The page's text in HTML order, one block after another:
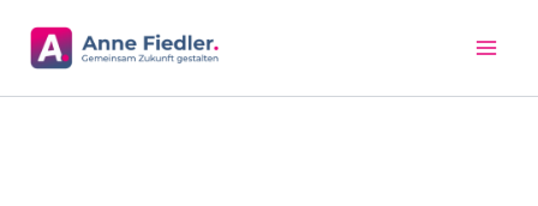
Inhalt
springen